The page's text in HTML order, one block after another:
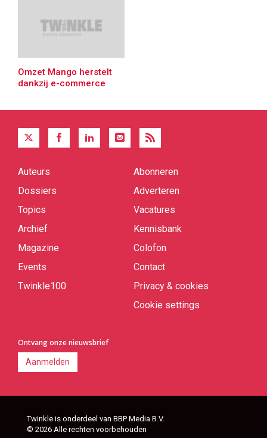
Omzet Mango herstelt
dankzij e-commerce
Quick
Auteurs
Dossiers
Topics
Archief
Magazine
Events
Twinkle100
Abonneren
Adverteren
Vacatures
Kennisbank
Colofon
Contact
Privacy & cookies
Cookie settings
Ontvang onze nieuwsbrief
Aanmelden
Twinkle is onderdeel van BBP Media B.V.
© 2026 Alle rechten voorbehouden